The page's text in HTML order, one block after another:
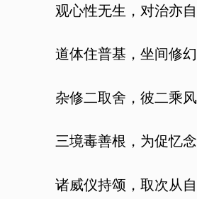
观心性无生，对治亦自
道体住普基，坐间修幻
杂修二取舍，彼二乘风
三境毒善根，为促忆念
诸威仪持颂，取次从自